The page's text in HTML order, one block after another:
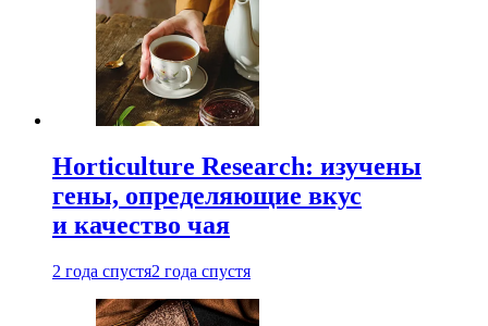
Horticulture Research: изучены
гены, определяющие вкус
и качество чая
2 года спустя2 года спустя